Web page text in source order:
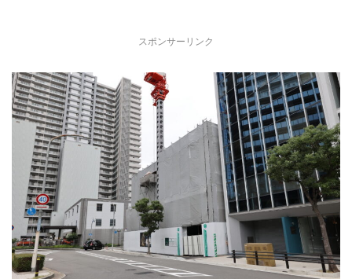
スポンサーリンク